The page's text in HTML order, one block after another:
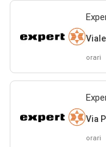
orari
Via
orari